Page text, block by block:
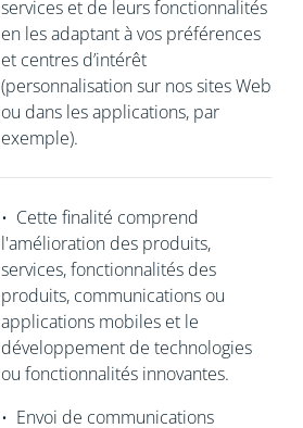
services et de leurs fonctionnalités
en les adaptant à vos préférences
et centres d’intérêt
(personnalisation sur nos sites Web
ou dans les applications, par
exemple).
• Cette finalité comprend
l'amélioration des produits,
services, fonctionnalités des
produits, communications ou
applications mobiles et le
développement de technologies
ou fonctionnalités innovantes.
• Envoi de communications